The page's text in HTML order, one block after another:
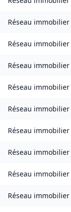
Réseau immobilier
Réseau immobilier
Réseau immobilier
Réseau immobilier
Réseau immobilier
Réseau immobilier
Réseau immobilier
Réseau immobilier
Réseau immobilier